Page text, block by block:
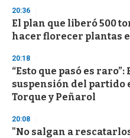
20:36
El plan que liberó 500
hacer florecer plantas
20:18
“Esto que pasó es
suspensión del partido
Torque y Peñarol
20:08
"No salgan a